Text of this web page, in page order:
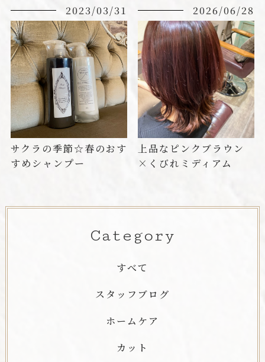
2023/03/31
サクラの季節☆春のおす
すめシャンプー
2026/06/28
上品なピンクブラウン
×くびれミディアム
Category
すべて
スタッフブログ
ホームケア
カット